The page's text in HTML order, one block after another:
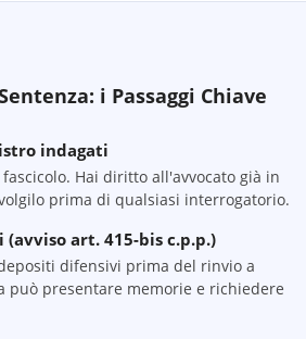
i Passaggi Chiave
indagati
Hai diritto all'avvocato già in
prima di qualsiasi interrogatorio.
art. 415-bis c.p.p.)
difensivi prima del rinvio a
può presentare memorie e richiedere